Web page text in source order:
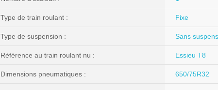
Type de train roulant : Fixe
Type de suspension : Sans
Référence au train roulant nu : Essieu T8
Dimensions pneumatiques : 650/75R32